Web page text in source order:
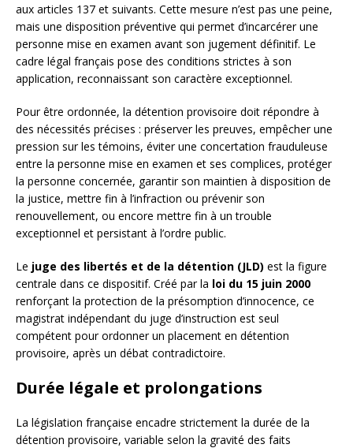
aux articles 137 et suivants. Cette mesure n’est pas une peine,
mais une disposition préventive qui permet d’incarcérer une
personne mise en examen avant son jugement définitif. Le
cadre légal français pose des conditions strictes à son
application, reconnaissant son caractère exceptionnel.
Pour être ordonnée, la détention provisoire doit répondre à
des nécessités précises : préserver les preuves, empêcher une
pression sur les témoins, éviter une concertation frauduleuse
entre la personne mise en examen et ses complices, protéger
la personne concernée, garantir son maintien à disposition de
la justice, mettre fin à l’infraction ou prévenir son
renouvellement, ou encore mettre fin à un trouble
exceptionnel et persistant à l’ordre public.
Le juge des libertés et de la détention (JLD) est la figure
centrale dans ce dispositif. Créé par la loi du 15 juin 2000
renforçant la protection de la présomption d’innocence, ce
magistrat indépendant du juge d’instruction est seul
compétent pour ordonner un placement en détention
provisoire, après un débat contradictoire.
Durée légale et prolongations
La législation française encadre strictement la durée de la
détention provisoire, variable selon la gravité des faits